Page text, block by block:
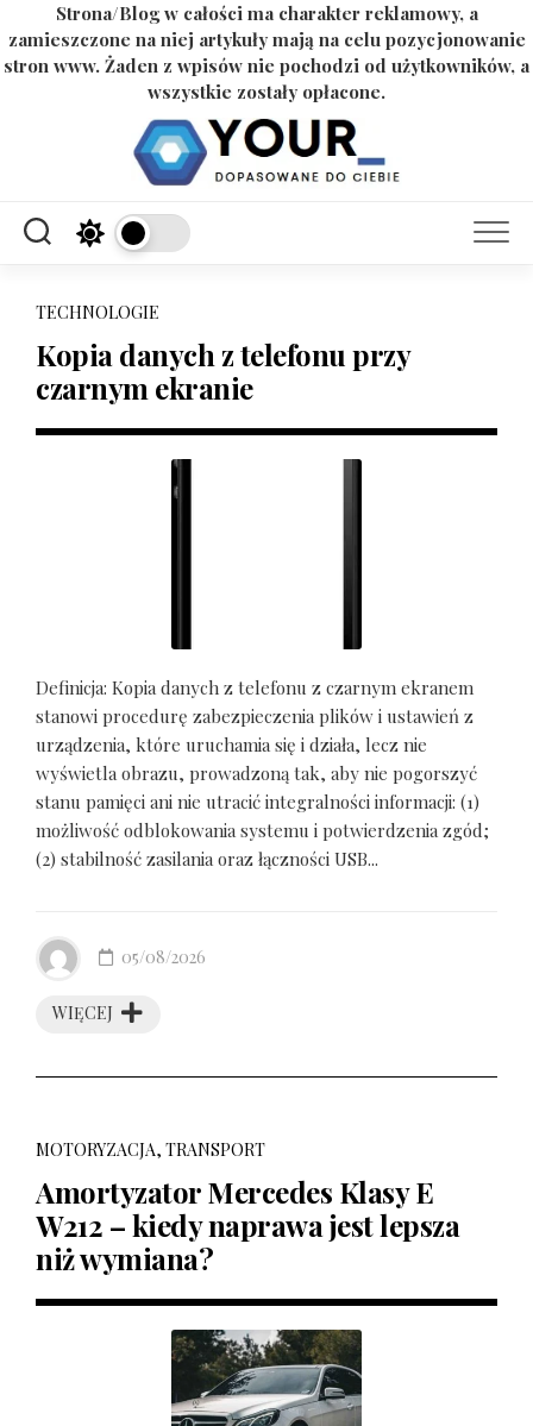
Strona/Blog w całości ma charakter reklamowy, a
zamieszczone na niej artykuły mają na celu pozycjonowanie
stron www. Żaden z wpisów nie pochodzi od użytkowników, a
wszystkie zostały opłacone.
TECHNOLOGIE
Kopia danych z telefonu przy
czarnym ekranie
Definicja: Kopia danych z telefonu z czarnym ekranem
stanowi procedurę zabezpieczenia plików i ustawień z
urządzenia, które uruchamia się i działa, lecz nie
wyświetla obrazu, prowadzoną tak, aby nie pogorszyć
stanu pamięci ani nie utracić integralności informacji: (1)
możliwość odblokowania systemu i potwierdzenia zgód;
(2) stabilność zasilania oraz łączności USB...
WIĘCEJ
05/08/2026
MOTORYZACJA, TRANSPORT
Amortyzator Mercedes Klasy E
W212 – kiedy naprawa jest lepsza
niż wymiana?